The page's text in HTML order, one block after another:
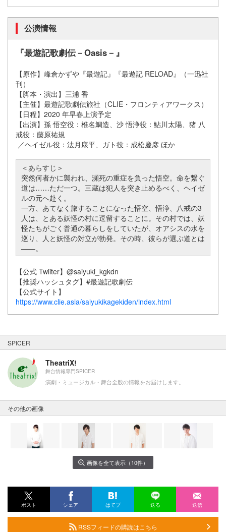
公演情報
『最遊記歌劇伝－Oasis－』
【原作】峰倉かずや『最遊記』『最遊記 RELOAD』（一迅社
刊）
【脚本・演出】三浦 香
【主催】最遊記歌劇伝旅社（CLIE・フロンティアワークス）
【日程】2020 年早春上演予定
【出演】孫 悟空役：椎名鯛造、沙 悟浄役：鮎川太陽、猪 八
戒役：藤原祐規
／ヘイゼル役：法月康平、ガト役：成松慶彦 ほか
＜あらすじ＞
突然何者かに襲われ、瀕死の重症を負った悟空。命を繋ぐ
道は……ただ一つ。三蔵は犯人を突き止めるべく、ヘイゼ
ルの元へ赴く。
一方、あてなく旅することになった悟空、悟浄、八戒の3
人は、とある妖怪の村に逗留することに。その村では、妖
怪たちがごく普通の暮らしをしていたが、オアシスの水を
巡り、人と妖怪の対立が勃発。その時、彼らが選ぶ道とは
——。
【公式 Twiiter】@saiyuki_kgkdn
【推奨ハッシュタグ】#最遊記歌劇伝
【公式サイト】
https://www.clie.asia/saiyukikagekiden/index.html
SPICER
TheatriX!
舞台情報専門SPICER
演劇・ミュージカル・舞台全般の情報をお届けします。
その他の画像
画像を全て表示（10件）
ポスト シェア はてブ 送る 送信
RSSフィードの購読はこちら